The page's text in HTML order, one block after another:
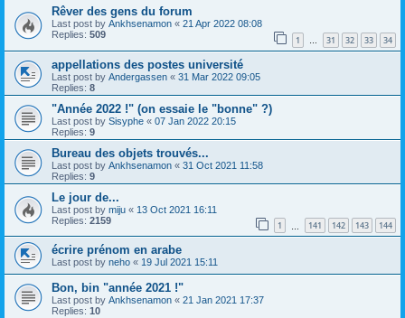
Rêver des gens du forum
Last post by Ankhsenamon « 21 Apr 2022 08:08
Replies: 509 1 … 31 32 33 34
appellations des postes université
Last post by Andergassen « 31 Mar 2022 09:05
Replies: 8
"Année 2022 !" (on essaie le "bonne" ?)
Last post by Sisyphe « 07 Jan 2022 20:15
Replies: 9
Bureau des objets trouvés...
Last post by Ankhsenamon « 31 Oct 2021 11:58
Replies: 9
Le jour de...
Last post by miju « 13 Oct 2021 16:11
Replies: 2159 1 141 142 143 144
écrire prénom en arabe
Last post by neho « 19 Jul 2021 15:11
Bon, bin "année 2021 !"
Last post by Ankhsenamon « 21 Jan 2021 17:37
Replies: 10